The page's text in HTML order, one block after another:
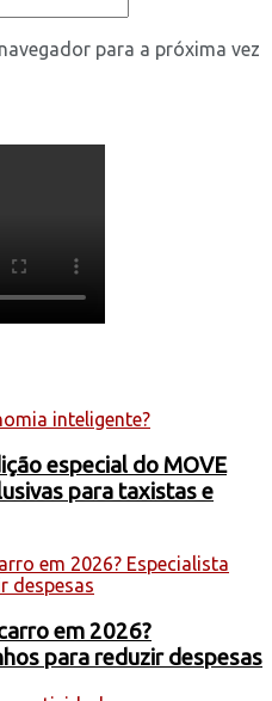
para a próxima vez
especial do MOVE
para taxistas e
em 2026?
para reduzir despesas